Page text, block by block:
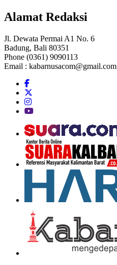
Alamat Redaksi
Jl. Dewata Permai A1 No. 6
Badung, Bali 80351
Phone (0361) 9090113
Email : kabarnusacom@gmail.com